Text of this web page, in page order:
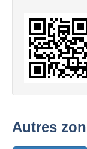
Autres